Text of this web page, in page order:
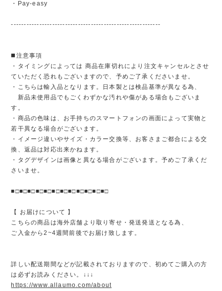
・Pay-easy
----------------------------------------------------------
◼️注意事項
・タイミングによっては 商品在庫切れにより注文キャンセルとさせ
ていただく恐れもございますので、予めご了承くださいませ。
・こちらは輸入品となります。日本製とは検品基準が異なる為、
新品未使用品でもごくわずかな汚れや傷がある場合もございま
す。
・商品の色味は、お手持ちのスマートフォンの画面によって実物と
若干異なる場合がございます。
・イメージ違いやサイズ・カラー交換等、お客さまご都合による交
換、返品は対応出来かねます。
・タグデザインは画像と異なる場合がございます。予めご了承くだ
さいませ。
■□■□■□■□■□■□■□■□■□■□■□■□
【 お届けについて 】
こちらの商品は海外店舗より取り寄せ・発送発送となる為、
ご入金から2~4週間前後でお届け致します。
詳しい配送期間などが記載されておりますので、初めてご購入の方
は必ずお読みください。↓↓↓
https://www.allaumo.com/about